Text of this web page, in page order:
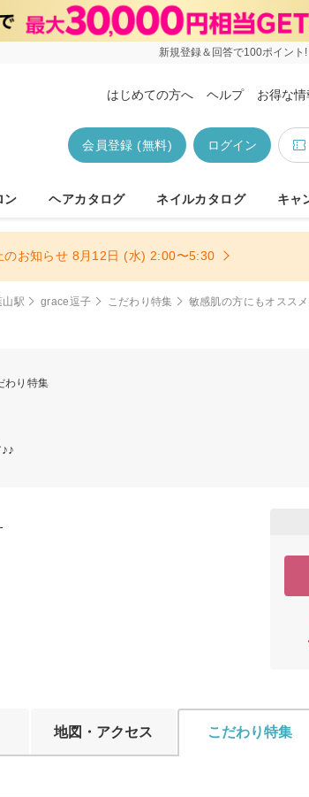
新規登録＆回答で100ポイント!
はじめての方へ ヘルプ お得な
ログイン
会員登録 (無料)
ン ヘアカタログ ネイルカタログ キャ
のお知らせ 8月12日 (水) 2:00〜5:30
山駅 grace逗子 こだわり特集
敏感肌の方にもオスス
わり特集
地図・アクセス こだわり特集